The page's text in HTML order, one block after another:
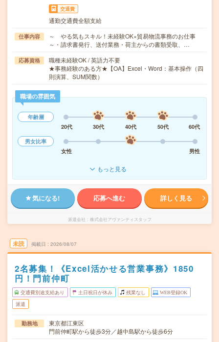
交通費
通勤交通費全額支給
仕事内容
～ やる気もスキル！未経験OK×貿易物流事務のお仕事
～・請求書発行、送付業務・荷主からの書類受取、…
応募資格
職種未経験OK / 英語力不要
★事務経験のある方★【OA】Excel・Word：基本操作（四
則演算、SUM関数）
職場の雰囲気
年齢層
20代
30代 40代 50代
60代
男女比率
女性
男性
もっと見る
気になる! 応募へ進む 詳しく見る
派遣会社 株式会社アヴァンティスタッフ
未読 掲載日 2026/08/07
2名募集！《Excel活かせる営業事務》1850
円！門前仲町
交通費別途支給あり 土日祝日が休み 残業なし WEB登録OK
派遣
勤務地
東京都江東区
門前仲町駅から徒歩3分／越中島駅から徒歩6分